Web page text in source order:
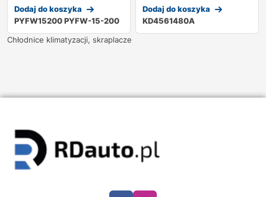
Dodaj do koszyka
PYFW15200 PYFW-15-200
Dodaj do koszyka
KD4561480A
Chłodnice klimatyzacji, skraplacze